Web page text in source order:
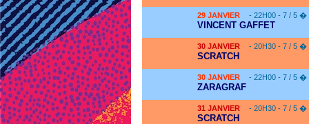
29 JANVIER - 22H00 - 7 / 5 �
VINCENT GAFFET
30 JANVIER - 20H30 - 7 / 5 �
SCRATCH
30 JANVIER - 22H00 - 7 / 5 �
ZARAGRAF
31 JANVIER - 20H30 - 7 / 5 �
SCRATCH